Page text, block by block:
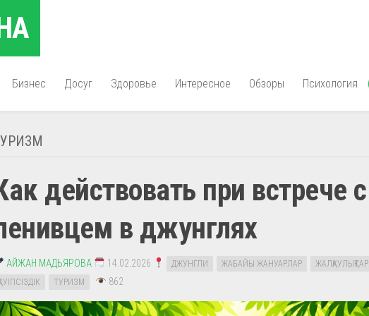
Бизнес Досуг Здоровье Интересное Обзоры Психология
действовать при встрече с
в джунглях
АЙЖАН МАДЬЯРОВА 14.02.2026 ДЖУНГЛИ ЖАБАЙЫ ЖАНУАРЛАР
ЖАЛҚАУЛЫҚТАР
ТУРИЗМ 862